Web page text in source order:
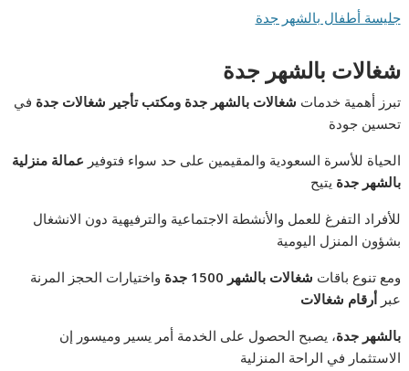
جليسة أطفال بالشهر جدة
شغالات بالشهر جدة
تبرز أهمية خدمات شغالات بالشهر جدة ومكتب تأجير شغالات جدة في
تحسين جودة
الحياة للأسرة السعودية والمقيمين على حد سواء فتوفير عمالة منزلية
بالشهر جدة يتيح
للأفراد التفرغ للعمل والأنشطة الاجتماعية والترفيهية دون الانشغال
بشؤون المنزل اليومية
ومع تنوع باقات شغالات بالشهر 1500 جدة
واختيارات الحجز المرنة
عبرأرقام شغالات
بالشهر جدة، يصبح الحصول على الخدمة أمر يسير وميسور إن
الاستثمار في الراحة المنزلية